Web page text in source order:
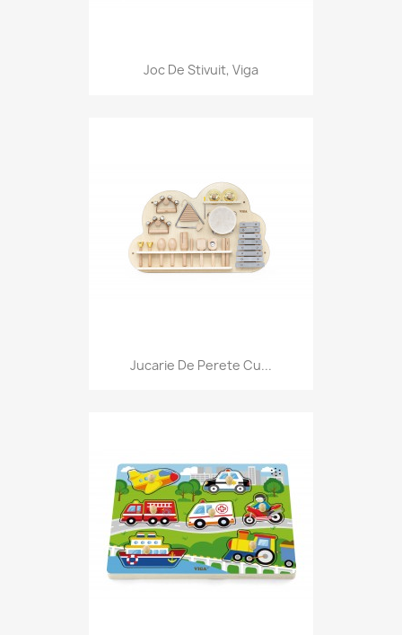
Joc De Stivuit, Viga
Jucarie De Perete Cu...